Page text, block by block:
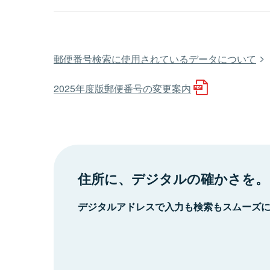
郵便番号検索に使用されているデータについて
2025年度版郵便番号の変更案内
住所に、デジタルの確かさを。
デジタルアドレスで入力も検索もスムーズ